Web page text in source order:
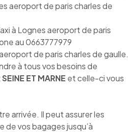
aeroport de paris charles de
à Lognes aeroport de paris
au 0663777979
de paris charles de gaulle.
à tous vos besoins de
ET MARNE et celle-ci vous
arrivée. Il peut assurer les
de vos bagages jusqu’à